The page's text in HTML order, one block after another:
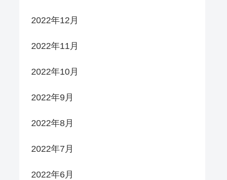
2022年12月
2022年11月
2022年10月
2022年9月
2022年8月
2022年7月
2022年6月